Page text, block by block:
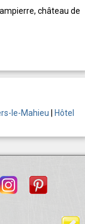
château de
le-Mahieu
Hôtel